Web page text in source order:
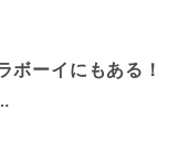
ボーイにもある！